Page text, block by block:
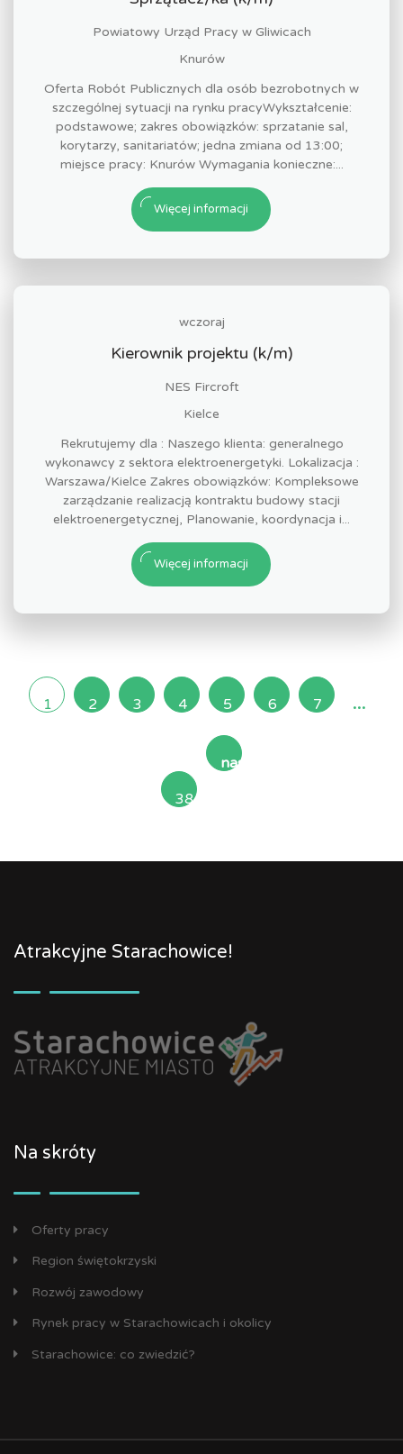
Powiatowy Urząd Pracy w Gliwicach
Knurów
Oferta Robót Publicznych dla osób bezrobotnych w
szczególnej sytuacji na rynku pracyWykształcenie:
podstawowe; zakres obowiązków: sprzatanie sal,
korytarzy, sanitariatów; jedna zmiana od 13:00;
miejsce pracy: Knurów Wymagania konieczne:...
Więcej informacji
wczoraj
Kierownik projektu (k/m)
NES Fircroft
Kielce
Rekrutujemy dla : Naszego klienta: generalnego
wykonawcy z sektora elektroenergetyki. Lokalizacja :
Warszawa/Kielce Zakres obowiązków: Kompleksowe
zarządzanie realizacją kontraktu budowy stacji
elektroenergetycznej, Planowanie, koordynacja i...
Więcej informacji
1 2 3 4 5 6 7 ...
38
następna
Atrakcyjne Starachowice!
Na skróty
Oferty pracy
Region świętokrzyski
Rozwój zawodowy
Rynek pracy w Starachowicach i okolicy
Starachowice: co zwiedzić?